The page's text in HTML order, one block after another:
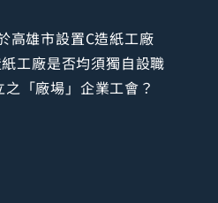
高雄市設置C造紙工廠
工廠是否均須獨自設職
「廠場」企業工會？